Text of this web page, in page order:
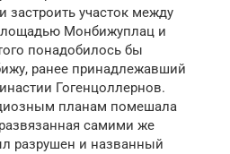
застроить участок между
Монбижуплац и
понадобилось бы
ранее принадлежавший
Гогенцоллернов.
планам помешала
самими же
разрушен и названный